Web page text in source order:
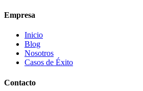
Empresa
Inicio
Blog
Nosotros
Casos de Éxito
Contacto